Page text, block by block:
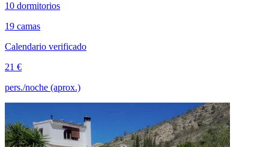
10 dormitorios
19 camas
Calendario verificado
21 €
pers./noche (aprox.)